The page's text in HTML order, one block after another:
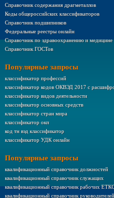
Справочник содержания драгметаллов
Коды общероссийских классификаторов
Справочник подшипников
Федеральные реестры онлайн
Справочник по здравоохранению и медицине
Справочник ГОСТов
Популярные запросы
классификатор профессий
классификатор кодов ОКВЭД 2017 с
классификатор видов деятельности
классификатор основных средств
классификатор стран мира
классификатор окп
код тн вэд классификатор
классификатор УДК онлайн
Популярные запросы
квалификационный справочник должностей
квалификационный справочник служащих
квалификационный справочник рабочих
квалификационный справочник руководителей